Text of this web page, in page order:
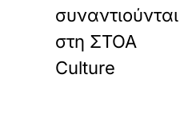
συναντιούνται
στη ΣΤΟΑ
Culture